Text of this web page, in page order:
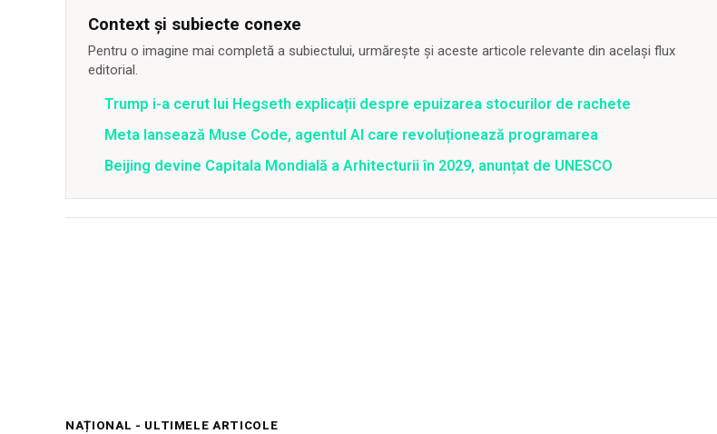
Context și subiecte conexe
Pentru o imagine mai completă a subiectului, urmărește și aceste articole relevante din același flux
editorial.
Trump i-a cerut lui Hegseth explicații despre epuizarea stocurilor de rachete
Meta lansează Muse Code, agentul AI care revoluționează programarea
Beijing devine Capitala Mondială a Arhitecturii în 2029, anunțat de UNESCO
NAȚIONAL - ULTIMELE ARTICOLE